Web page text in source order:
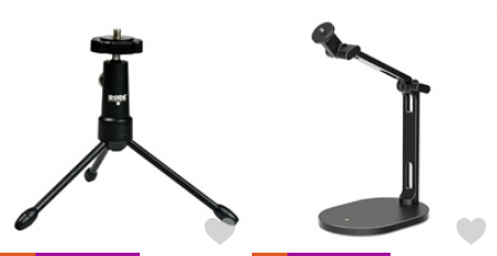
ドラム パーカッション
キーボード
その他楽器